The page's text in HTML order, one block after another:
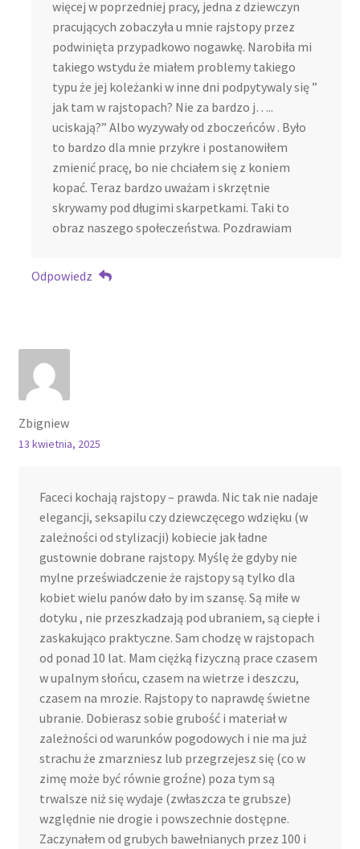
więcej w poprzedniej pracy, jedna z dziewczyn
pracujących zobaczyła u mnie rajstopy przez
podwinięta przypadkowo nogawkę. Narobiła mi
takiego wstydu że miałem problemy takiego
typu że jej koleżanki w inne dni podpytywaly się ”
jak tam w rajstopach? Nie za bardzo j…..
uciskają?” Albo wyzywały od zboczeńców . Było
to bardzo dla mnie przykre i postanowiłem
zmienić pracę, bo nie chciałem się z koniem
kopać. Teraz bardzo uważam i skrzętnie
skrywamy pod długimi skarpetkami. Taki to
obraz naszego społeczeństwa. Pozdrawiam
Odpowiedz
Zbigniew
13 kwietnia, 2025
Faceci kochają rajstopy – prawda. Nic tak nie nadaje
elegancji, seksapilu czy dziewczęcego wdzięku (w
zależności od stylizacji) kobiecie jak ładne
gustownie dobrane rajstopy. Myślę że gdyby nie
mylne przeświadczenie że rajstopy są tylko dla
kobiet wielu panów dało by im szansę. Są miłe w
dotyku , nie przeszkadzają pod ubraniem, są ciepłe i
zaskakująco praktyczne. Sam chodzę w rajstopach
od ponad 10 lat. Mam ciężką fizyczną prace czasem
w upalnym słońcu, czasem na wietrze i deszczu,
czasem na mrozie. Rajstopy to naprawdę świetne
ubranie. Dobierasz sobie grubość i materiał w
zależności od warunków pogodowych i nie ma już
strachu że zmarzniesz lub przegrzejesz się (co w
zimę może być równie groźne) poza tym są
trwalsze niż się wydaje (zwłaszcza te grubsze)
względnie nie drogie i powszechnie dostępne.
Zaczynałem od grubych bawełnianych przez 100 i